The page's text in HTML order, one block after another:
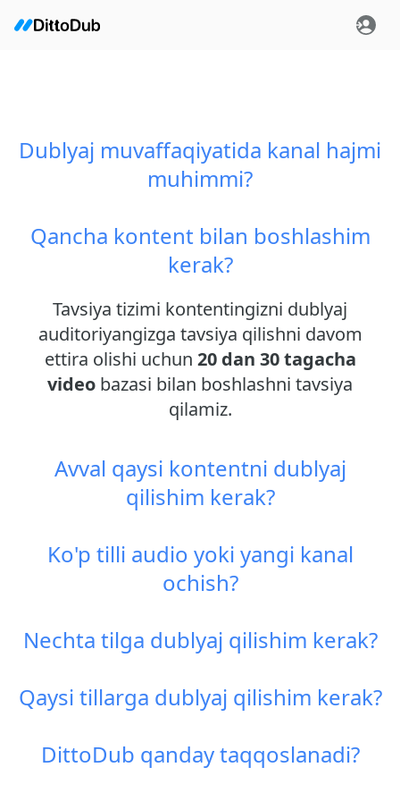
Dublyaj muvaffaqiyatida kanal hajmi
muhimmi?
Qancha kontent bilan boshlashim
kerak?
Tavsiya tizimi kontentingizni dublyaj
auditoriyangizga tavsiya qilishni davom
ettira olishi uchun 20 dan 30 tagacha
video bazasi bilan boshlashni tavsiya
qilamiz.
Avval qaysi kontentni dublyaj
qilishim kerak?
Ko'p tilli audio yoki yangi kanal
ochish?
Nechta tilga dublyaj qilishim kerak?
Qaysi tillarga dublyaj qilishim kerak?
DittoDub qanday taqqoslanadi?